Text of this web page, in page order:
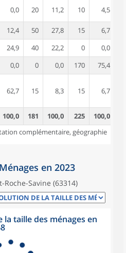
0,0 20 11,2 10 4,5
12,4 50 27,8 15
6,7
24,9 40 22,2 0
0,0
0,0 0 0,0 170
75,4
62,7 15 8,3 15 6,7
100,0 181 100,0 225
100,0
complémentaire, géographie
en 2023
Savine (63314)
la taille des ménages en